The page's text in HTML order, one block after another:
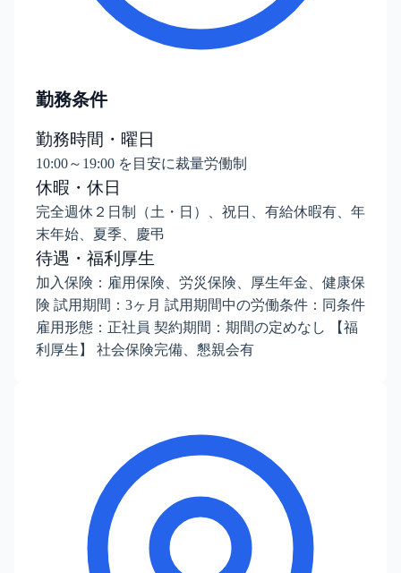
勤務条件
勤務時間・曜日
10:00～19:00 を目安に裁量労働制
休暇・休日
完全週休２日制（土・日）、祝日、有給休暇有、年
末年始、夏季、慶弔
待遇・福利厚生
加入保険：雇用保険、労災保険、厚生年金、健康保
険 試用期間：3ヶ月 試用期間中の労働条件：同条件
雇用形態：正社員 契約期間：期間の定めなし 【福
利厚生】 社会保険完備、懇親会有